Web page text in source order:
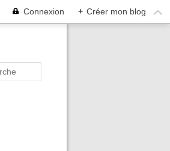
Connexion + Créer mon blog